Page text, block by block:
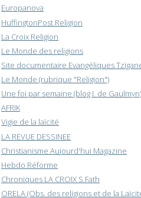
Europanova
HuffingtonPost Religion
La Croix Religion
Le Monde des religions
Site documentaire Evangéliques
Le Monde (rubrique "Religion")
Une foi par semaine (blog I. de Gaulmyn)
AFRIK
Vigie de la laïcité
LA REVUE DESSINEE
Christianisme Aujourd'hui Magazine
Hebdo Réforme
Chroniques LA CROIX S.Fath
ORELA (Obs. des religions et de la